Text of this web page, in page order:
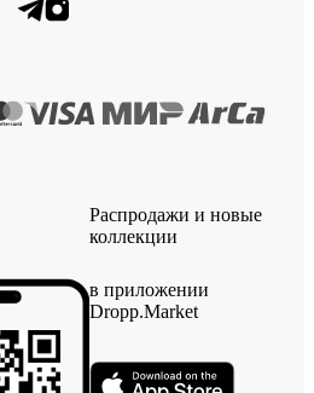
Распродажи и новые
коллекции
в приложении
Dropp.Market